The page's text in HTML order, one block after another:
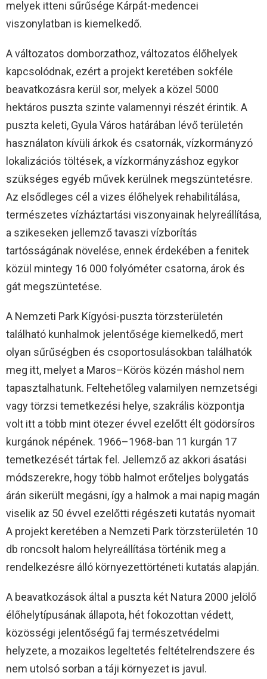
melyek itteni sűrűsége Kárpát-medencei
viszonylatban is kiemelkedő.
A változatos domborzathoz, változatos élőhelyek
kapcsolódnak, ezért a projekt keretében sokféle
beavatkozásra kerül sor, melyek a közel 5000
hektáros puszta szinte valamennyi részét érintik. A
puszta keleti, Gyula Város határában lévő területén
használaton kívüli árkok és csatornák, vízkormányzó
lokalizációs töltések, a vízkormányzáshoz egykor
szükséges egyéb művek kerülnek megszüntetésre.
Az elsődleges cél a vizes élőhelyek rehabilitálása,
természetes vízháztartási viszonyainak helyreállítása,
a szikeseken jellemző tavaszi vízborítás
tartósságának növelése, ennek érdekében a fenitek
közül mintegy 16 000 folyóméter csatorna, árok és
gát megszüntetése.
A Nemzeti Park Kígyósi-puszta törzsterületén
található kunhalmok jelentősége kiemelkedő, mert
olyan sűrűségben és csoportosulásokban találhatók
meg itt, melyet a Maros–Körös közén máshol nem
tapasztalhatunk. Feltehetőleg valamilyen nemzetségi
vagy törzsi temetkezési helye, szakrális központja
volt itt a több mint ötezer évvel ezelőtt élt gödörsíros
kurgánok népének. 1966–1968-ban 11 kurgán 17
temetkezését tártak fel. Jellemző az akkori ásatási
módszerekre, hogy több halmot erőteljes bolygatás
árán sikerült megásni, így a halmok a mai napig magán
viselik az 50 évvel ezelőtti régészeti kutatás nyomait
A projekt keretében a Nemzeti Park törzsterületén 10
db roncsolt halom helyreállítása történik meg a
rendelkezésre álló környezettörténeti kutatás alapján.
A beavatkozások által a puszta két Natura 2000 jelölő
élőhelytípusának állapota, hét fokozottan védett,
közösségi jelentőségű faj természetvédelmi
helyzete, a mozaikos legeltetés feltételrendszere és
nem utolsó sorban a táji környezet is javul.